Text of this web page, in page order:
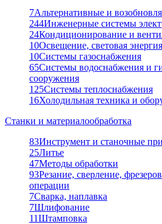
7Альтернативные и
244Инженерные системы
24Кондиционирование и
10Освещение, световая энергия
10Системы газоснабжения
65Системы водоснабжения и
сооружения
125Системы теплоснабжения
16Холодильная техника и
Станки и материалообработка
83Инструмент и станочные
25Литье
47Методы обработки
93Резание, сверление,
операции
7Сварка, наплавка
7Шлифование
11Штамповка